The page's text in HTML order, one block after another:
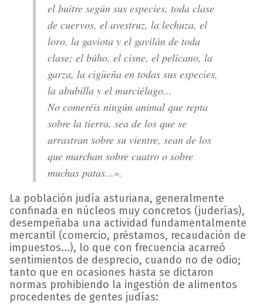
el buitre según sus especies, toda clase
de cuervos, el avestruz, la lechuza, el
loro, la gaviota y el gavilán de toda
clase; el búho, el cisne, el pelícano, la
garza, la cigüeña en todas sus especies,
la abubilla y el murciélago...
No comeréis ningún animal que repta
sobre la tierra, sea de los que se
arrastran sobre su vientre, sean de los
que marchan sobre cuatro o sobre
muchas patas...».
La población judía asturiana, generalmente
confinada en núcleos muy concretos (juderías),
desempeñaba una actividad fundamentalmente
mercantil (comercio, préstamos, recaudación de
impuestos...), lo que con frecuencia acarreó
sentimientos de desprecio, cuando no de odio;
tanto que en ocasiones hasta se dictaron
normas prohibiendo la ingestión de alimentos
procedentes de gentes judías: